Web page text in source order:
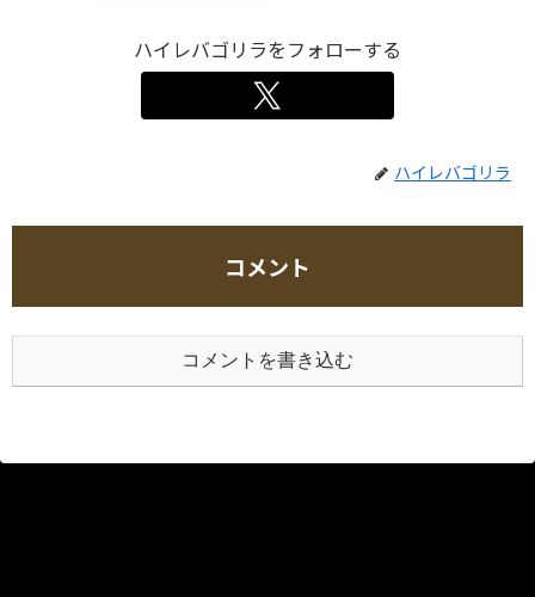
ハイレバゴリラをフォローする
ハイレバゴリラ
コメント
コメントを書き込む